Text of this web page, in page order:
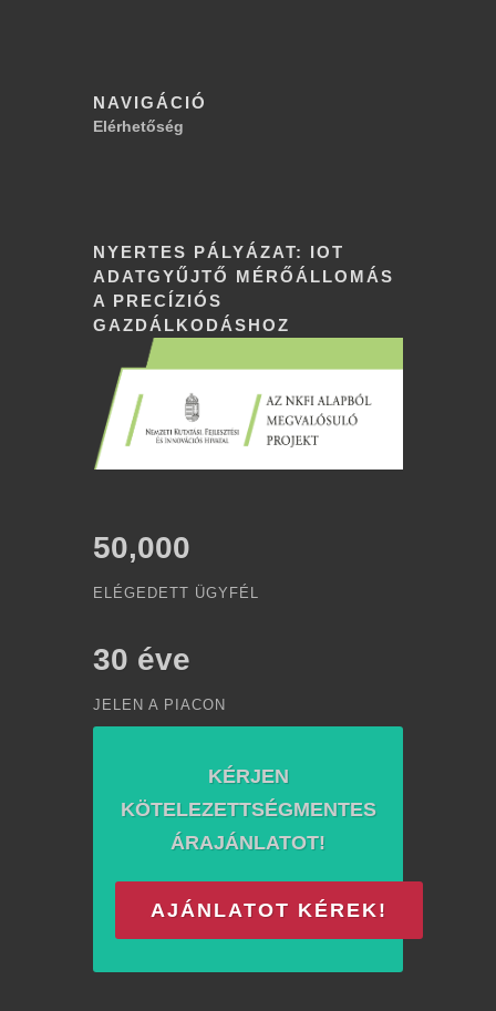
NAVIGÁCIÓ
Elérhetőség
NYERTES PÁLYÁZAT: IOT
ADATGYŰJTŐ MÉRŐÁLLOMÁS
A PRECÍZIÓS
GAZDÁLKODÁSHOZ
50,000
ELÉGEDETT ÜGYFÉL
30 éve
JELEN A PIACON
KÉRJEN
KÖTELEZETTSÉGMENTES
ÁRAJÁNLATOT!
AJÁNLATOT KÉREK!